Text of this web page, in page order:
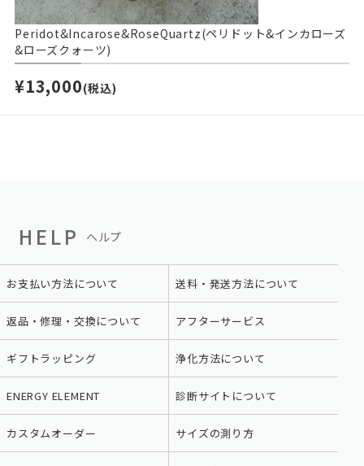
Peridot&Incarose&RoseQuartz(ペリドット&インカローズ
&ローズクォーツ)
¥13,000(税込)
HELP ヘルプ
お支払い方法について 送料・発送方法について
返品・修理・交換について アフターサービス
ギフトラッピング 浄化方法について
ENERGY ELEMENT 診断サイトについて
カスタムオーダー サイズの測り方